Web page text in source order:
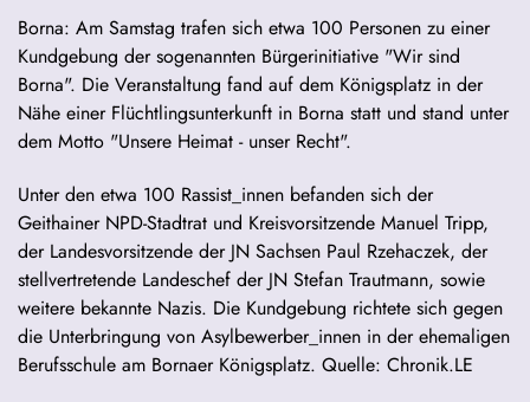
Borna: Am Samstag trafen sich etwa 100 Personen zu einer
Kundgebung der sogenannten Bürgerinitiative "Wir sind
Borna". Die Veranstaltung fand auf dem Königsplatz in der
Nähe einer Flüchtlingsunterkunft in Borna statt und stand unter
dem Motto "Unsere Heimat - unser Recht".
Unter den etwa 100 Rassist_innen befanden sich der
Geithainer NPD-Stadtrat und Kreisvorsitzende Manuel Tripp,
der Landesvorsitzende der JN Sachsen Paul Rzehaczek, der
stellvertretende Landeschef der JN Stefan Trautmann, sowie
weitere bekannte Nazis. Die Kundgebung richtete sich gegen
die Unterbringung von Asylbewerber_innen in der ehemaligen
Berufsschule am Bornaer Königsplatz. Quelle: Chronik.LE